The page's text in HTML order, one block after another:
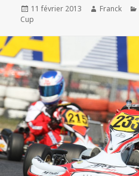
Publié
le
11 février 2013 Auteur
Franck
Cup